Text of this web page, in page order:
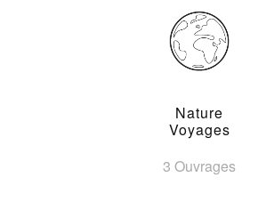
Nature
Voyages
3 Ouvrages